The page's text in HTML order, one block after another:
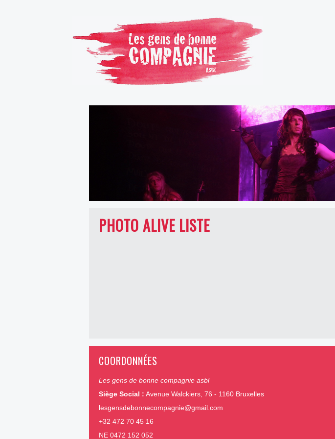
PHOTO ALIVE LISTE
COORDONNÉES
Les gens de bonne compagnie asbl
Siège Social : Avenue Walckiers, 76 - 1160 Bruxelles
lesgensdebonnecompagnie@gmail.com
+32 472 70 45 16
NE 0472 152 052